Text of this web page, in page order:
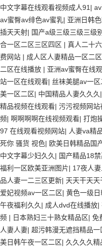
中文字幕在线观看视频成人91 |
av蜜臀av绯色av蜜乳| 亚洲日韩
插天天射| 国产a级三级三级三级别
合一区二区三区四区 | 真人二十
费网站 | 成人区人妻精品一区二
二区在线播放 | 亚洲av蜜臀在线
站一区在线观看| 丝袜美腿av一区
美一区二区| 中国精品人妻久久久 |
精品视频在线观看| 污污视频网
频| 啊啊啊啊在线视频观看| 打炮
97 在线观看视频网站| 人妻va精
死你 骚货 视色| 欧美日韩精品国
中文字幕少妇久久 | 国产精品18
福利一区欧美亚洲图片| 17夜人
品人妻一二三区更新| 天天干天天
爱妃视频av一区二区| 黄色一级
午夜福利久久 | 成人dvd在线播放|
频 | 日本熟妇三十熟女精品区| 免
人妻人妻| 超污韩漫无遮挡精品一
美日韩午夜一区二区| 久久久久